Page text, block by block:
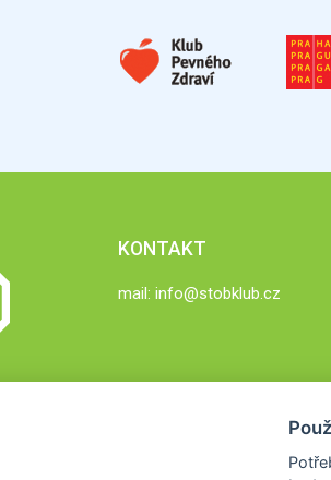
KONTAKT
mail: info@stobklub.cz